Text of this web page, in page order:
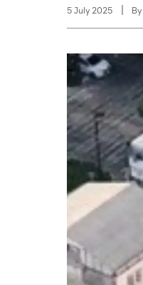
5 July 2025 By